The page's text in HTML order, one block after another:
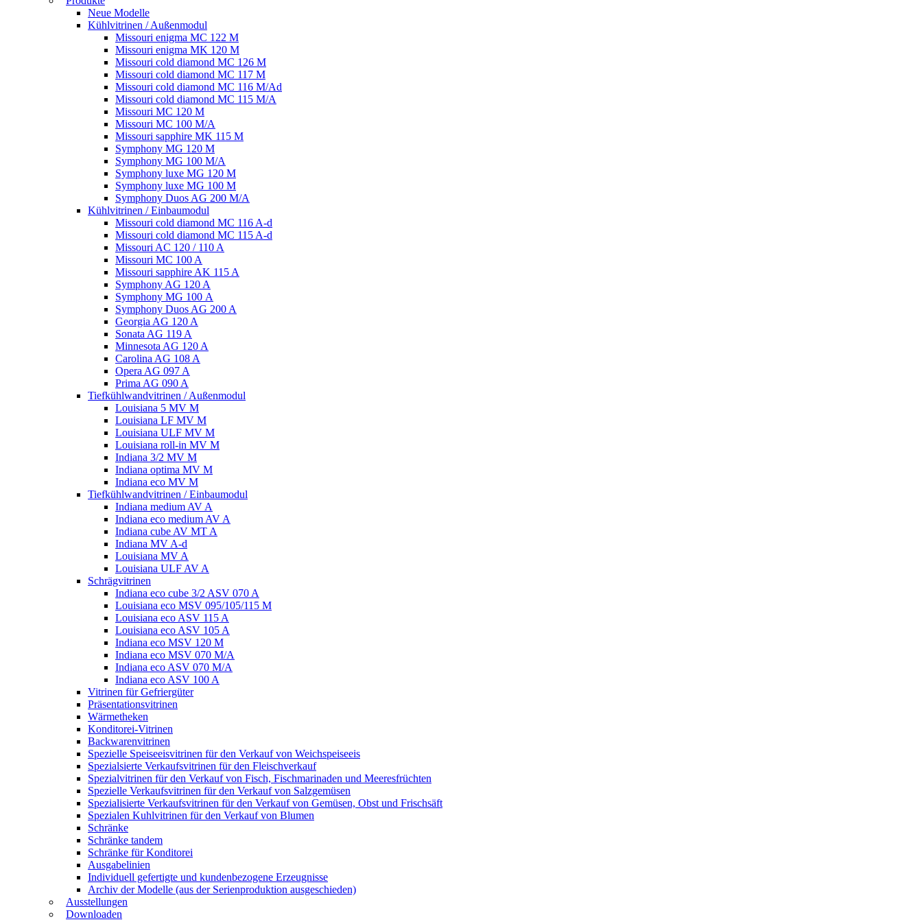
Neue Modelle
Kühlvitrinen / Außenmodul
Missouri enigma MC 122 M
Missouri enigma MK 120 M
Missouri cold diamond MC 126 M
Missouri cold diamond MC 117 M
Missouri cold diamond MC 116 M/Ad
Missouri cold diamond MC 115 M/A
Missouri MC 120 M
Missouri MC 100 M/A
Missouri sapphire MK 115 M
Symphony MG 120 M
Symphony MG 100 M/А
Symphony luxe MG 120 M
Symphony luxe MG 100 M
Symphony Duos AG 200 M/A
Kühlvitrinen / Einbaumodul
Missouri cold diamond MC 116 A-d
Missouri cold diamond MC 115 A-d
Missouri AC 120 / 110 A
Missouri MC 100 A
Missouri sapphire AK 115 A
Symphony AG 120 A
Symphony MG 100 А
Symphony Duos AG 200 A
Georgia AG 120 A
Sonata AG 119 A
Minnesota AG 120 A
Carolina AG 108 A
Opera AG 097 A
Prima AG 090 A
Tiefkühlwandvitrinen / Außenmodul
Louisiana 5 MV M
Louisiana LF MV M
Louisiana ULF MV M
Louisiana roll-in MV M
Indiana 3/2 MV M
Indiana optima MV M
Indiana eco MV M
Tiefkühlwandvitrinen / Einbaumodul
Indiana medium AV A
Indiana eco medium AV A
Indiana cube AV MT A
Indiana MV A-d
Louisiana MV A
Louisiana ULF AV A
Schrägvitrinen
Indiana eco cube 3/2 ASV 070 A
Louisiana eco MSV 095/105/115 M
Louisiana eco ASV 115 A
Louisiana eco ASV 105 A
Indiana eco MSV 120 M
Indiana eco MSV 070 M/A
Indiana eco ASV 070 M/A
Indiana eco ASV 100 A
Vitrinen für Gefriergüter
Präsentationsvitrinen
Wärmetheken
Konditorei-Vitrinen
Backwarenvitrinen
Spezielle Speiseeisvitrinen für den Verkauf von Weichspeiseeis
Spezialsierte Verkaufsvitrinen für den Fleischverkauf
Spezialvitrinen für den Verkauf von Fisch, Fischmarinaden und Meeresfrüchten
Spezielle Verkaufsvitrinen für den Verkauf von Salzgemüsen
Spezialisierte Verkaufsvitrinen für den Verkauf von Gemüsen, Obst und Frischsäft
Spezialen Kuhlvitrinen für den Verkauf von Blumen
Schränke
Schränke tandem
Schränke für Konditorei
Ausgabelinien
Individuell gefertigte und kundenbezogene Erzeugnisse
Archiv der Modelle (aus der Serienproduktion ausgeschieden)
Ausstellungen
Downloaden